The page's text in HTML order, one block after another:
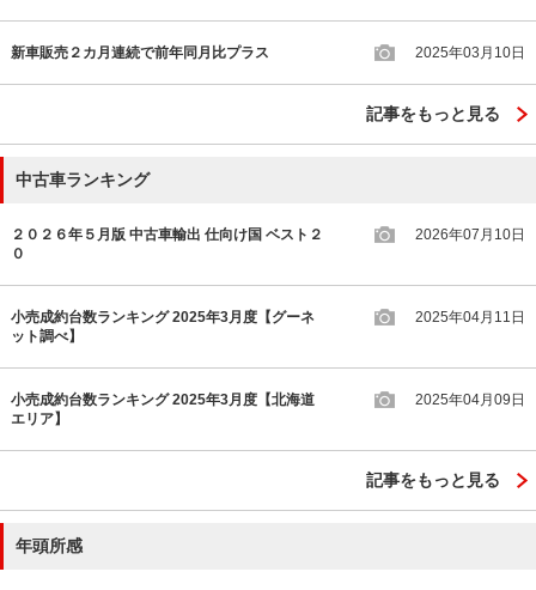
新車販売２カ月連続で前年同月比プラス 2025年03月10日
記事をもっと見る
中古車ランキング
２０２６年５月版 中古車輸出 仕向け国 ベスト２
０
2026年07月10日
小売成約台数ランキング 2025年3月度【グーネ
ット調べ】
2025年04月11日
小売成約台数ランキング 2025年3月度【北海道
エリア】
2025年04月09日
記事をもっと見る
年頭所感